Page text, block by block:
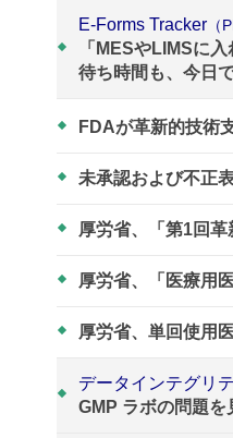
E-Forms Tracker （
「MESやLIMSに
待ち時間も、今日
FDAが革新的技術
未承認および不正
厚労省、「第1回
厚労省、「医療用
厚労省、単回使用
データインテグリ
GMP ラボの問題を